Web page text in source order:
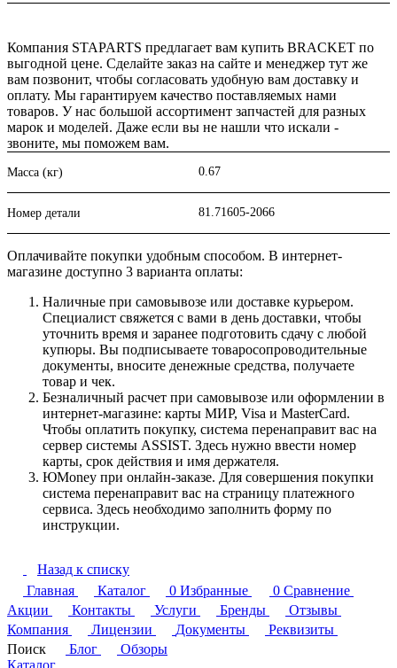
Компания STAPARTS предлагает вам купить BRACKET по
выгодной цене. Сделайте заказ на сайте и менеджер тут же
вам позвонит, чтобы согласовать удобную вам доставку и
оплату. Мы гарантируем качество поставляемых нами
товаров. У нас большой ассортимент запчастей для разных
марок и моделей. Даже если вы не нашли что искали -
звоните, мы поможем вам.
Масса (кг) 0.67
Номер детали 81.71605-2066
Оплачивайте покупки удобным способом. В интернет-
магазине доступно 3 варианта оплаты:
Наличные при самовывозе или доставке курьером.
Специалист свяжется с вами в день доставки, чтобы
уточнить время и заранее подготовить сдачу с любой
купюры. Вы подписываете товаросопроводительные
документы, вносите денежные средства, получаете
товар и чек.
Безналичный расчет при самовывозе или оформлении в
интернет-магазине: карты МИР, Visa и MasterCard.
Чтобы оплатить покупку, система перенаправит вас на
сервер системы ASSIST. Здесь нужно ввести номер
карты, срок действия и имя держателя.
ЮMoney при онлайн-заказе. Для совершения покупки
система перенаправит вас на страницу платежного
сервиса. Здесь необходимо заполнить форму по
инструкции.
Назад к списку
Главная
Каталог 0 Избранные 0 Сравнение
Акции
Контакты Услуги Бренды
Отзывы
Компания
Лицензии Документы
Реквизиты
Поиск
Блог
Обзоры
Каталог